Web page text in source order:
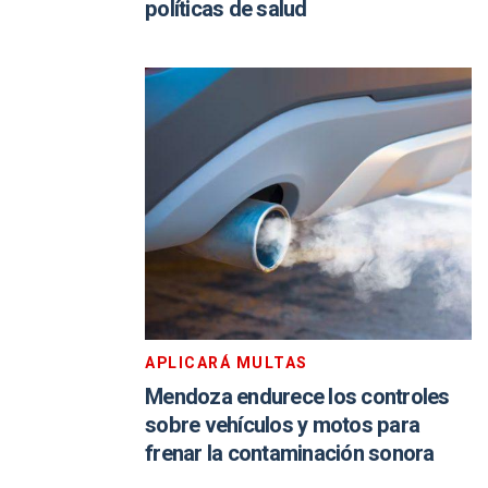
políticas de salud
APLICARÁ MULTAS
Mendoza endurece los controles
sobre vehículos y motos para
frenar la contaminación sonora